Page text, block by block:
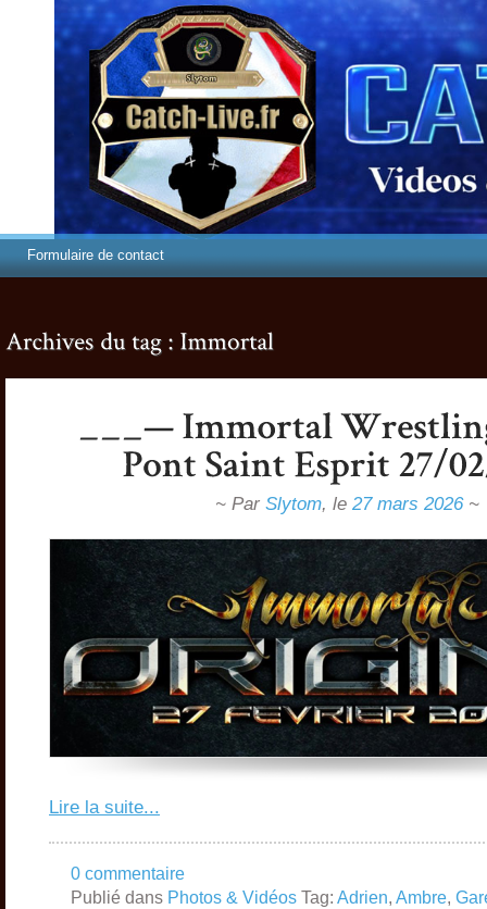
Formulaire de contact
~ Par Slytom, le 27 mars 2026~
Lire la suite...
0 commentaire
Publié dans Photos & Vidéos Tag: Adrien, Ambre,